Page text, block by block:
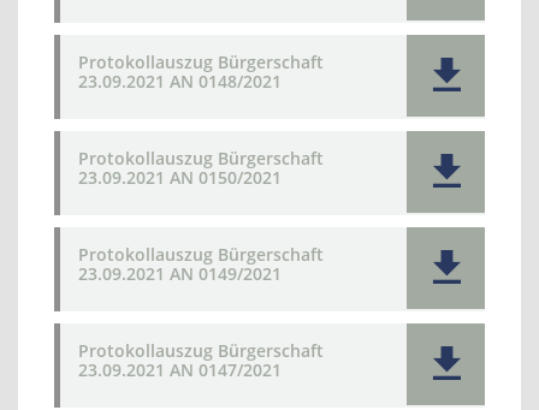
Protokollauszug Bürgerschaft
23.09.2021 AN 0148/2021
Protokollauszug Bürgerschaft
23.09.2021 AN 0150/2021
Protokollauszug Bürgerschaft
23.09.2021 AN 0149/2021
Protokollauszug Bürgerschaft
23.09.2021 AN 0147/2021